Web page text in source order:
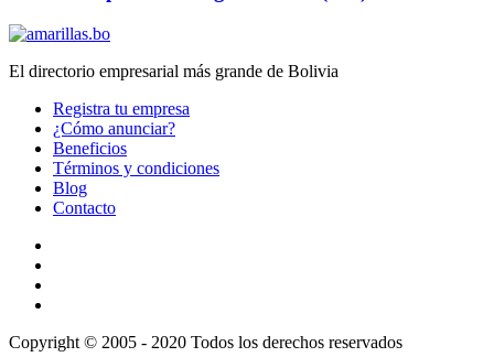
El directorio empresarial más grande de Bolivia
Registra tu empresa
¿Cómo anunciar?
Beneficios
Términos y condiciones
Blog
Contacto
Copyright © 2005 - 2020 Todos los derechos reservados